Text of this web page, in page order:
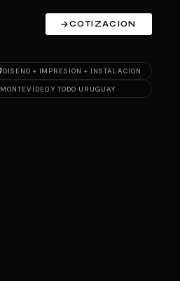
COTIZACION
DISENO + IMPRESION + INSTALACION
MONTEVIDEO Y TODO URUGUAY